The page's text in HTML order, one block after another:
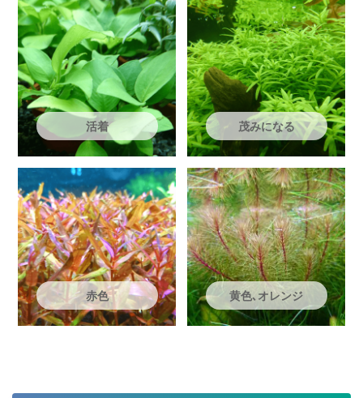
活着 茂みになる
赤色 黄色､オレンジ